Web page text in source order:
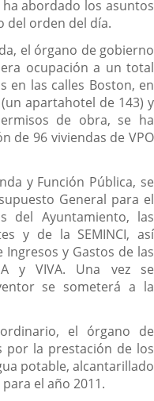
ha abordado los asuntos
del orden del día.
el órgano de gobierno
ocupación a un total
en las calles Boston, en
apartahotel de 143) y
de obra, se ha
de 96 viviendas de VPO
y Función Pública, se
General para el
del Ayuntamiento, las
y de la SEMINCI, así
y Gastos de las
y VIVA. Una vez se
se someterá a la
el órgano de
por la prestación de los
potable, alcantarillado
el año 2011.